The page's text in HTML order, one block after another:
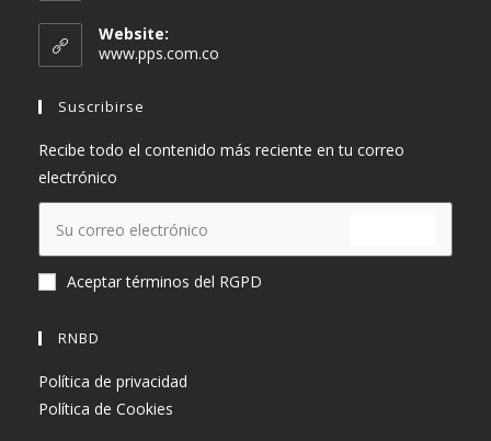
Website:
www.pps.com.co
Suscribirse
Recibe todo el contenido más reciente en tu correo
electrónico
Aceptar términos del RGPD
RNBD
Política de privacidad
Política de Cookies